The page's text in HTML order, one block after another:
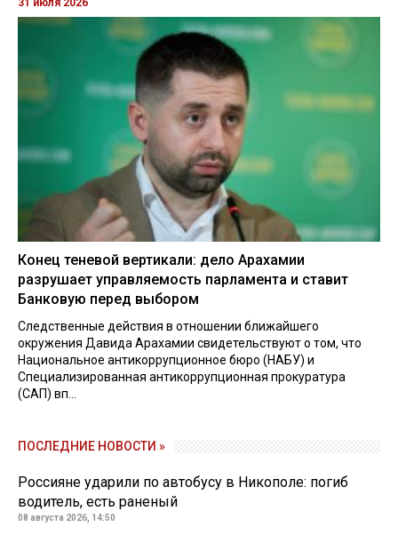
31 июля 2026
Конец теневой вертикали: дело Арахамии
разрушает управляемость парламента и ставит
Банковую перед выбором
Следственные действия в отношении ближайшего
окружения Давида Арахамии свидетельствуют о том, что
Национальное антикоррупционное бюро (НАБУ) и
Специализированная антикоррупционная прокуратура
(САП) вп...
ПОСЛЕДНИЕ НОВОСТИ »
Россияне ударили по автобусу в Никополе: погиб
водитель, есть раненый
08 августа 2026, 14:50